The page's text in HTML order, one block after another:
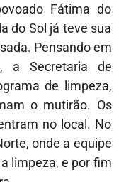
Fátima do
do Sol já teve sua
Pensando em
a Secretaria de
de limpeza,
o mutirão. Os
no local. No
onde a equipe
limpeza, e por fim